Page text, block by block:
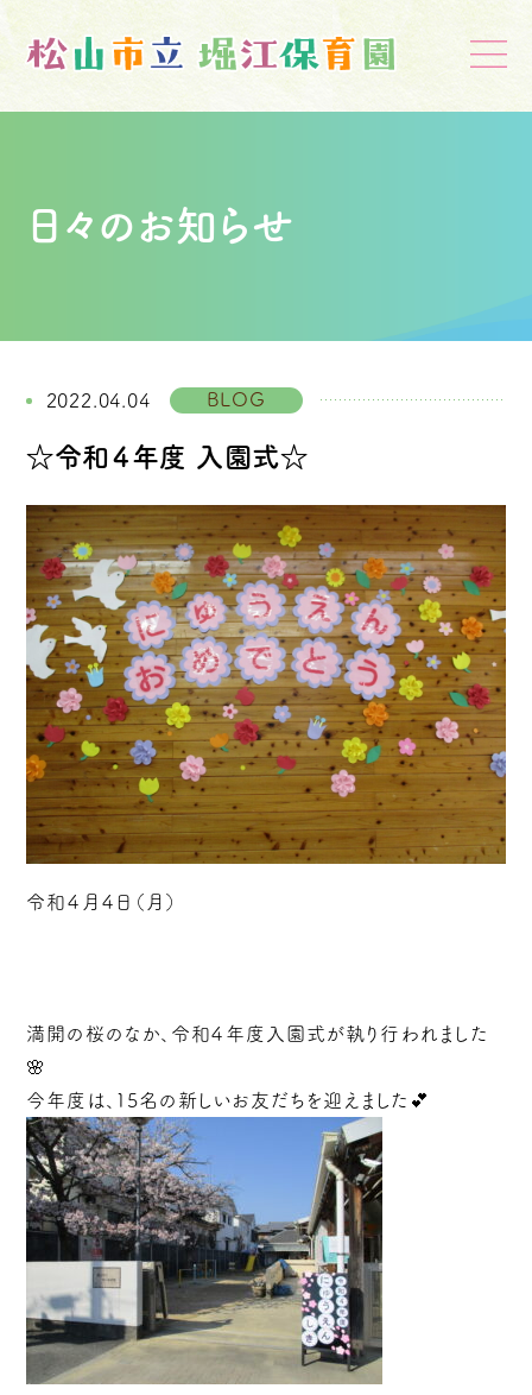
日々のお知らせ
2022.04.04 BLOG
☆令和４年度 入園式☆
令和４月４日（月）
満開の桜のなか、令和４年度入園式が執り行われました
🌸
今年度は、15名の新しいお友だちを迎えました💕